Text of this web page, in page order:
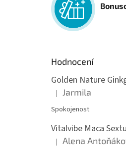
Hodnocení
Hodnocení produktu je 5
| Jarmila
Spokojenost
Hodnocení produktu je 5
| Alena